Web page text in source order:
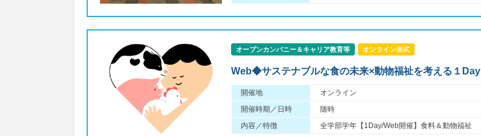
オープンカンパニー＆キャリア教育等 オンライン形式
Web◆サステナブルな食の未来×動物福祉を考える１Day
開催地
オンライン
開催時期／日時
随時
内容／特徴
全学部学年【1Day/Web開催】食料＆動物福祉